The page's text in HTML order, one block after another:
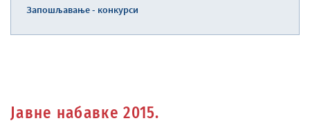
Запошљавање - конкурси
Јавне набавке 2015.